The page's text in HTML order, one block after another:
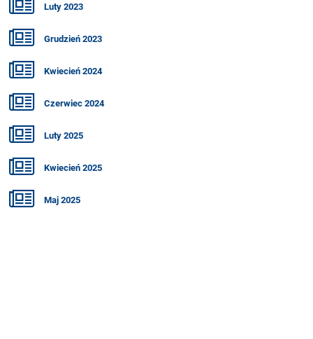
Luty 2023
Grudzień 2023
Kwiecień 2024
Czerwiec 2024
Luty 2025
Kwiecień 2025
Maj 2025